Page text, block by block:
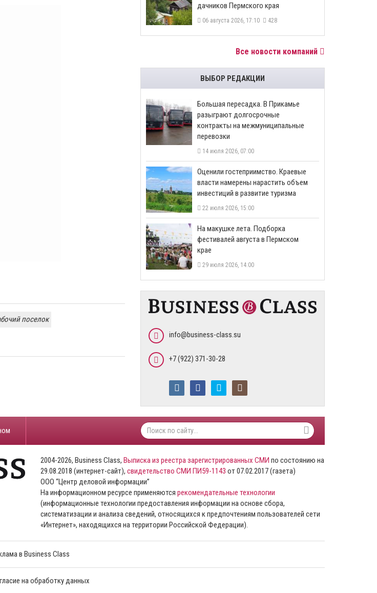
поселок
дачников Пермского края
06 августа 2026, 17:10 428
Все новости компаний
ВЫБОР РЕДАКЦИИ
Большая пересадка. В Прикамье
разыграют долгосрочные
контракты на межмуниципальные
перевозки
14 июля 2026, 07:00
Оценили гостеприимство. Краевые
власти намерены нарастить объем
инвестиций в развитие туризма
22 июля 2026, 15:00
На макушке лета. Подборка
фестивалей августа в Пермском
крае
29 июля 2026, 14:00
info@business-class.su
+7 (922) 371-30-28
2004-2026, Business Class, Выписка из реестра зарегистрированных СМИ по состоянию на
29.08.2018 (интернет-сайт), свидетельство СМИ ПИ59-1143 от 07.02.2017 (газета)
ООО “Центр деловой информации”
На информационном ресурсе применяются рекомендательные технологии
(информационные технологии предоставления информации на основе сбора,
систематизации и анализа сведений, относящихся к предпочтениям пользователей сети
«Интернет», находящихся на территории Российской Федерации).
в Business Class
на обработку данных